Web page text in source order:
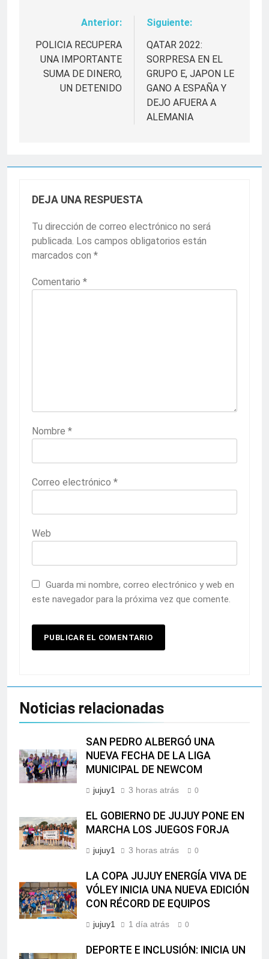
Navegación
de
entradas
Anterior:
POLICIA RECUPERA
UNA IMPORTANTE
SUMA DE DINERO,
UN DETENIDO
Siguiente:
QATAR 2022:
SORPRESA EN EL
GRUPO E, JAPON LE
GANO A ESPAÑA Y
DEJO AFUERA A
ALEMANIA
DEJA UNA RESPUESTA
Tu dirección de correo electrónico no será
publicada. Los campos obligatorios están
marcados con *
Comentario *
Nombre *
Correo electrónico *
Web
Guarda mi nombre, correo electrónico y web en
este navegador para la próxima vez que comente.
Noticias relacionadas
SAN PEDRO ALBERGÓ UNA
NUEVA FECHA DE LA LIGA
MUNICIPAL DE NEWCOM
jujuy1 3 horas atrás 0
EL GOBIERNO DE JUJUY PONE EN
MARCHA LOS JUEGOS FORJA
jujuy1 3 horas atrás 0
LA COPA JUJUY ENERGÍA VIVA DE
VÓLEY INICIA UNA NUEVA EDICIÓN
CON RÉCORD DE EQUIPOS
jujuy1 1 día atrás 0
DEPORTE E INCLUSIÓN: INICIA UN